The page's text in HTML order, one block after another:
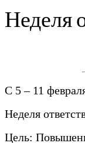
Неделя
С 5 – 11
Неделя
Цель: